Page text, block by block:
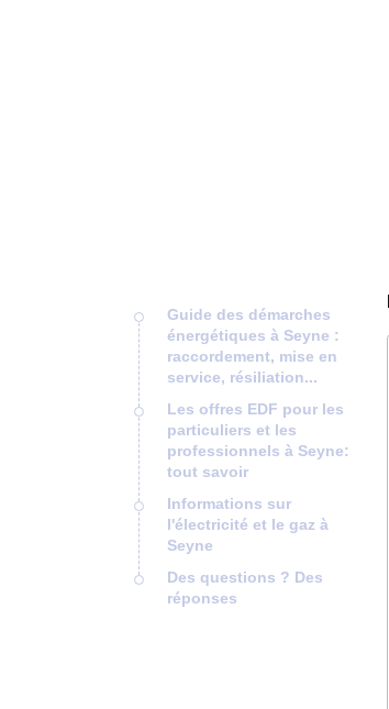
Guide des démarches
énergétiques à Seyne :
raccordement, mise en
service, résiliation...
Les offres EDF pour les
particuliers et les
professionnels à Seyne:
tout savoir
Informations sur
l'électricité et le gaz à
Seyne
Des questions ? Des
réponses